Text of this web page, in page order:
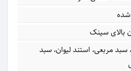
شده
بالای سینک
مربعی، استند لیوان، سبد